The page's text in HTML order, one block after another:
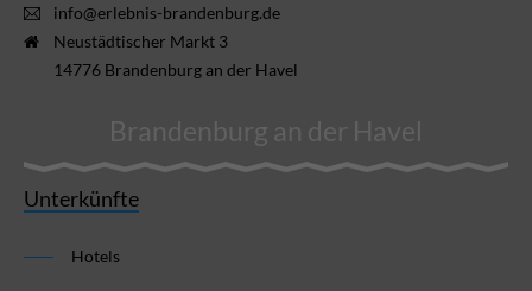
info@erlebnis-brandenburg.de
Neustädtischer Markt 3
14776 Brandenburg an der Havel
Brandenburg an der Havel
Unterkünfte
Hotels